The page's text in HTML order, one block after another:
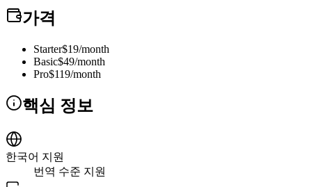
가격
Starter$19/month
Basic$49/month
Pro$119/month
핵심 정보
한국어 지원
번역 수준 지원